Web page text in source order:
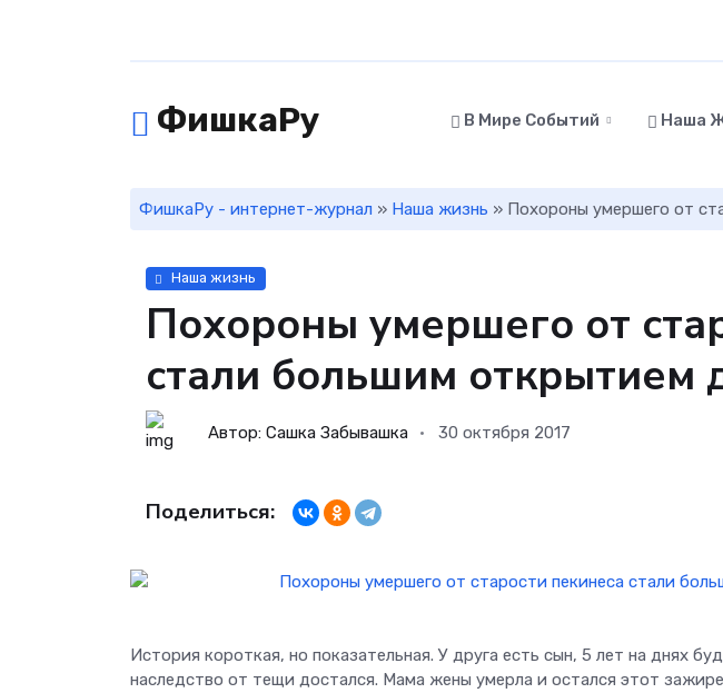
ФишкаРу В Мире Событий Наша
ФишкаРу - интернет-журнал » Наша жизнь » Похороны умершего от
Наша жизнь
Похороны умершего от
стали большим открытием
Автор: Сашка Забывашка 30 октября 2017
Поделиться:
История короткая, но показательная. У друга есть сын, 5 лет на днях
наследство от тещи достался. Мама жены умерла и остался этот